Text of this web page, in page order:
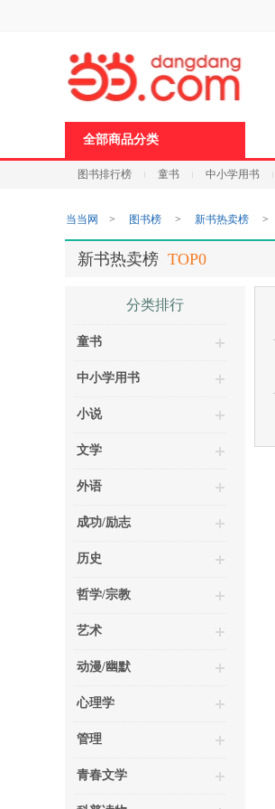
页
全部商品分类
图书排行榜 童书 中小学用书
当当网 > 图书榜 > 新书热卖榜 >
新书热卖榜 TOP0
分类排行
童书
中小学用书
小说
文学
外语
成功/励志
历史
哲学/宗教
艺术
动漫/幽默
心理学
管理
青春文学